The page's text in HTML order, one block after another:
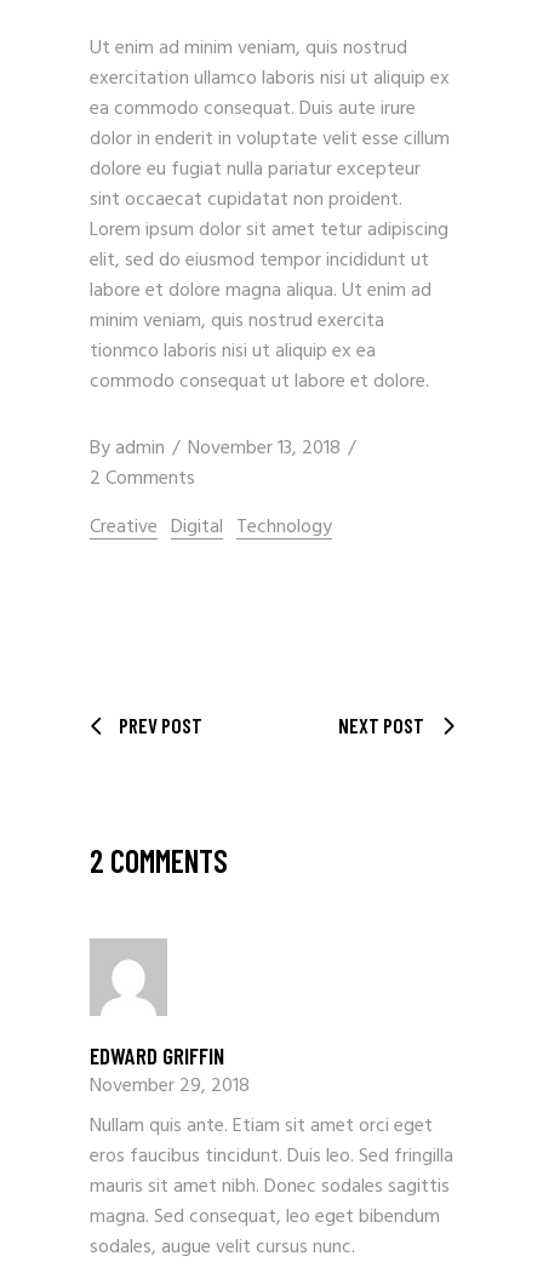
Ut enim ad minim veniam, quis nostrud
exercitation ullamco laboris nisi ut aliquip ex
ea commodo consequat. Duis aute irure
dolor in enderit in voluptate velit esse cillum
dolore eu fugiat nulla pariatur excepteur
sint occaecat cupidatat non proident.
Lorem ipsum dolor sit amet tetur adipiscing
elit, sed do eiusmod tempor incididunt ut
labore et dolore magna aliqua. Ut enim ad
minim veniam, quis nostrud exercita
tionmco laboris nisi ut aliquip ex ea
commodo consequat ut labore et dolore.
Byadmin
November 13, 2018
2 Comments
Creative Digital Technology
PREV POST NEXT POST
2 COMMENTS
EDWARD GRIFFIN
November 29, 2018
Nullam quis ante. Etiam sit amet orci eget
eros faucibus tincidunt. Duis leo. Sed fringilla
mauris sit amet nibh. Donec sodales sagittis
magna. Sed consequat, leo eget bibendum
sodales, augue velit cursus nunc.